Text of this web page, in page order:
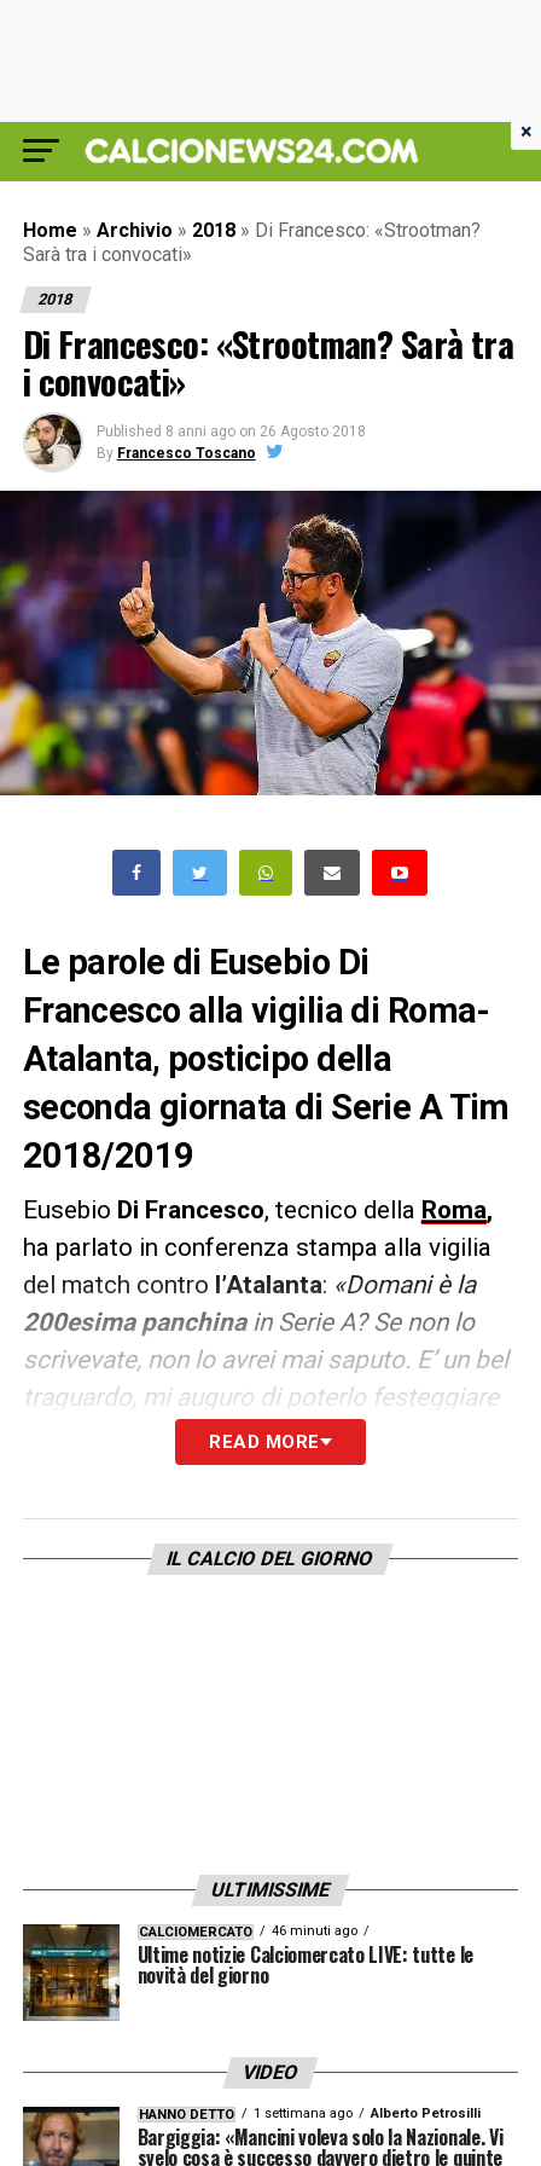
Home » Archivio » 2018 » Di Francesco: «Strootman?
Sarà tra i convocati»
2018
Di Francesco: «Strootman? Sarà tra
i convocati»
Published 8 anni ago on 26 Agosto 2018
By Francesco Toscano
Le parole di Eusebio Di
Francesco alla vigilia di Roma-
Atalanta, posticipo della
seconda giornata di Serie A Tim
2018/2019
Eusebio Di Francesco, tecnico della Roma,
ha parlato in conferenza stampa alla vigilia
del match contro l’Atalanta: «Domani è la
200esima panchinain Serie A? Se non lo
scrivevate, non lo avrei mai saputo. E’ un bel
traguardo, mi auguro di poterlo festeggiare
con una vittoria. Quali errore non fare
rispetto alla gara dello scorso anno? Si parla
benissimo che l’Atalanta è una squadra
L’allenatore giallorosso continua:
titolare? E’ pronto, deve ancora crescere ma
si sta adattando benissimo. E’ una pedina
che posso sfruttare sempre, tra oggi e
domani valuterò. Pastore trequartista? Ci
sto pensando e non è una sorpresa, l’ha
fatto anche domenica. A Torino ha svariato
READ MORE
IL CALCIO DEL GIORNO
ULTIMISSIME
CALCIOMERCATO 46 minuti ago
Ultime notizie Calciomercato LIVE: tutte le
novità del giorno
VIDEO
HANNO DETTO 1 settimana ago Alberto Petrosilli
Bargiggia: «Mancini voleva solo la Nazionale. Vi
svelo cosa è successo davvero dietro le quinte
×